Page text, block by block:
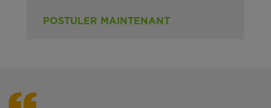
POSTULER MAINTENANT